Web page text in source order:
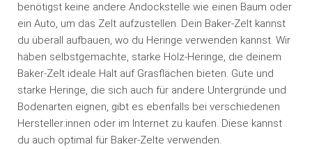
benötigst keine andere Andockstelle wie einen Baum oder
ein Auto, um das Zelt aufzustellen. Dein Baker-Zelt kannst
du überall aufbauen, wo du Heringe verwenden kannst. Wir
haben selbstgemachte, starke Holz-Heringe, die deinem
Baker-Zelt ideale Halt auf Grasflächen bieten. Gute und
starke Heringe, die sich auch für andere Untergründe und
Bodenarten eignen, gibt es ebenfalls bei verschiedenen
Hersteller:innen oder im Internet zu kaufen. Diese kannst
du auch optimal für Baker-Zelte verwenden.